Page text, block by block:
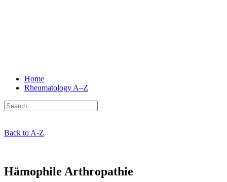
Home
Rheumatology A–Z
Back to A-Z
Hämophile Arthropathie